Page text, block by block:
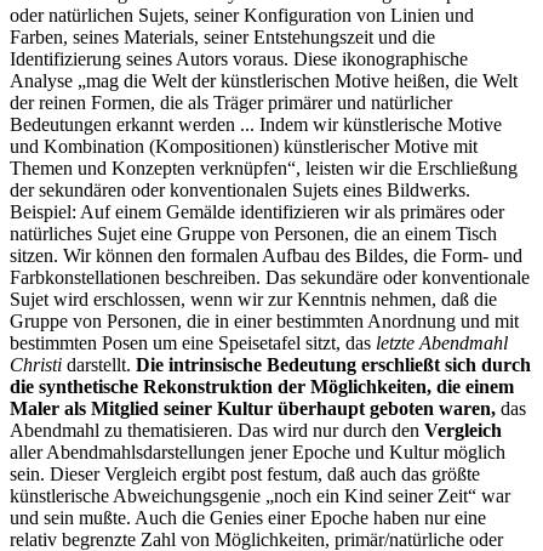
oder natürlichen Sujets, seiner Konfiguration von Linien und
Farben, seines Materials, seiner Entstehungszeit und die
Identifizierung seines Autors voraus. Diese ikonographische
Analyse „mag die Welt der künstlerischen Motive heißen, die Welt
der reinen Formen, die als Träger primärer und natürlicher
Bedeutungen erkannt werden ... Indem wir künstlerische Motive
und Kombination (Kompositionen) künstlerischer Motive mit
Themen und Konzepten verknüpfen“, leisten wir die Erschließung
der sekundären oder konventionalen Sujets eines Bildwerks.
Beispiel: Auf einem Gemälde identifizieren wir als primäres oder
natürliches Sujet eine Gruppe von Personen, die an einem Tisch
sitzen. Wir können den formalen Aufbau des Bildes, die Form- und
Farbkonstellationen beschreiben. Das sekundäre oder konventionale
Sujet wird erschlossen, wenn wir zur Kenntnis nehmen, daß die
Gruppe von Personen, die in einer bestimmten Anordnung und mit
bestimmten Posen um eine Speisetafel sitzt, das letzte Abendmahl
Christi darstellt. Die intrinsische Bedeutung erschließt sich durch
die synthetische Rekonstruktion der Möglichkeiten, die einem
Maler als Mitglied seiner Kultur überhaupt geboten waren, das
Abendmahl zu thematisieren. Das wird nur durch den Vergleich
aller Abendmahlsdarstellungen jener Epoche und Kultur möglich
sein. Dieser Vergleich ergibt post festum, daß auch das größte
künstlerische Abweichungsgenie „noch ein Kind seiner Zeit“ war
und sein mußte. Auch die Genies einer Epoche haben nur eine
relativ begrenzte Zahl von Möglichkeiten, primär/natürliche oder